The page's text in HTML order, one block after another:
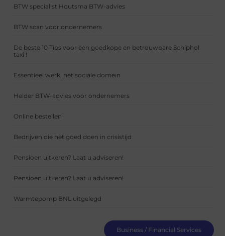
BTW specialist Houtsma BTW-advies
BTW scan voor ondernemers
De beste 10 Tips voor een goedkope en betrouwbare Schiphol
taxi !
Essentieel werk, het sociale domein
Helder BTW-advies voor ondernemers
Online bestellen
Bedrijven die het goed doen in crisistijd
Pensioen uitkeren? Laat u adviseren!
Pensioen uitkeren? Laat u adviseren!
Warmtepomp BNL uitgelegd
Business / Financial Services